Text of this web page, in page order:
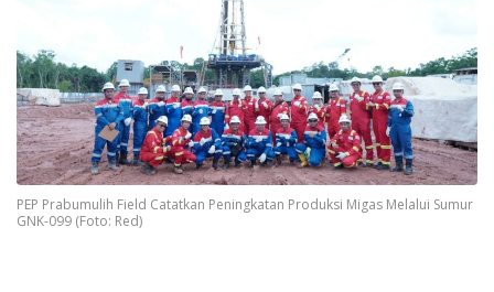
PEP Prabumulih Field Catatkan Peningkatan Produksi Migas Melalui Sumur
GNK-099 (Foto: Red)